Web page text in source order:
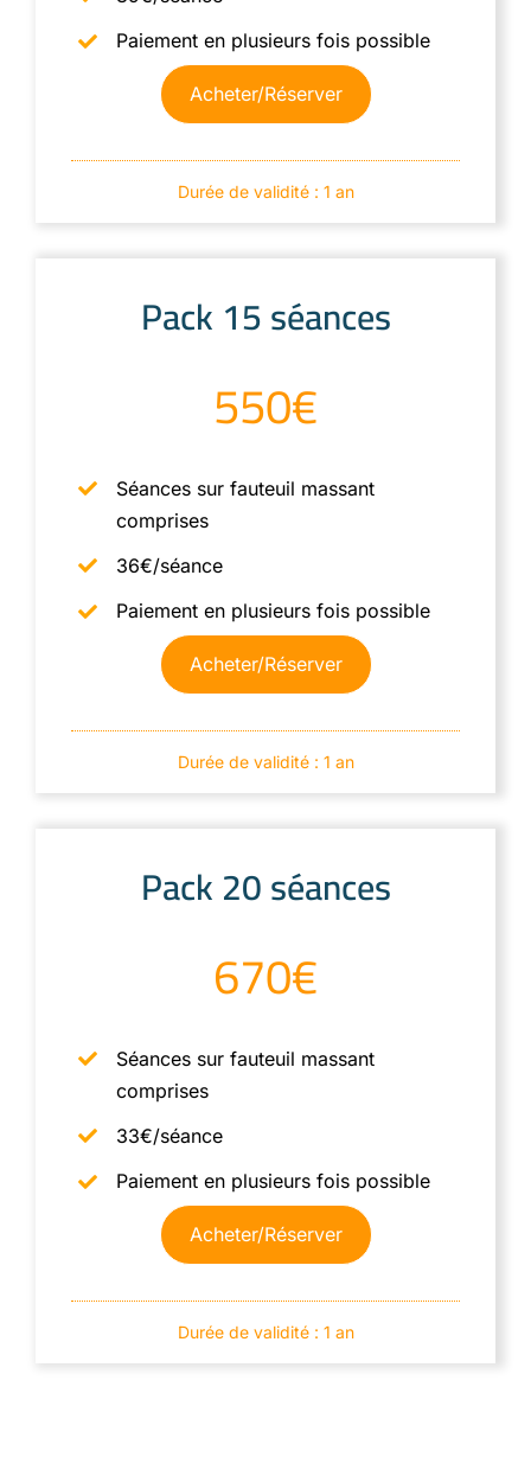
Paiement en plusieurs fois possible
Acheter/Réserver
Durée de validité : 1 an
Pack 15 séances
550€
Séances sur fauteuil massant
comprises
36€/séance
Paiement en plusieurs fois possible
Acheter/Réserver
Durée de validité : 1 an
Pack 20 séances
670€
Séances sur fauteuil massant
comprises
33€/séance
Paiement en plusieurs fois possible
Acheter/Réserver
Durée de validité : 1 an